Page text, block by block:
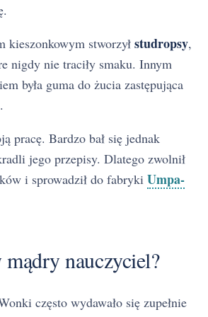
kieszonkowym stworzył studropsy,
nigdy nie traciły smaku. Innym
była guma do żucia zastępująca
pracę. Bardzo bał się jednak
jego przepisy. Dlatego zwolnił
i sprowadził do fabryki Umpa-
nauczyciel?
często wydawało się zupełnie